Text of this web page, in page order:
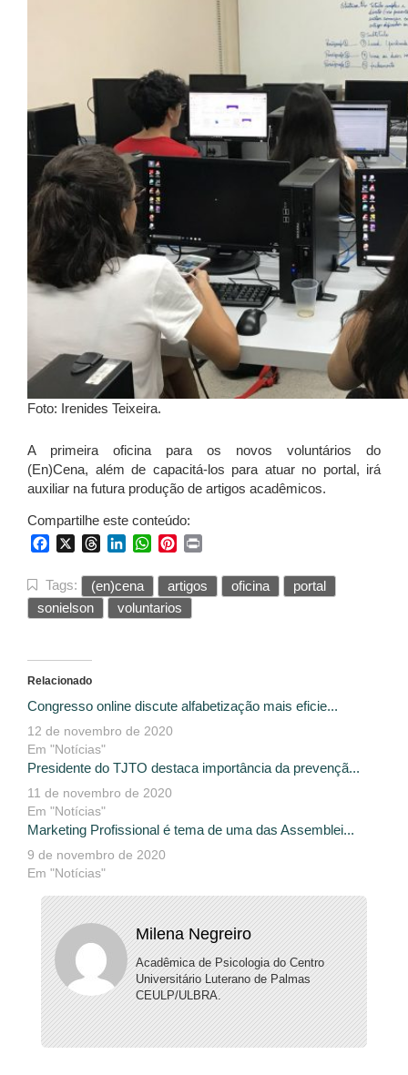
Foto: Irenides Teixeira.
A primeira oficina para os novos voluntários do
(En)Cena, além de capacitá-los para atuar no portal, irá
auxiliar na futura produção de artigos acadêmicos.
Compartilhe este conteúdo:
FacebookThreadsLinkedInWhatsApp
Pinterest
Tags: (en)cena artigos oficina
portal
sonielson
voluntarios
Relacionado
Congresso online discute alfabetização mais eficie...
12 de novembro de 2020
Em "Notícias"
Presidente do TJTO destaca importância da prevençã...
11 de novembro de 2020
Em "Notícias"
Marketing Profissional é tema de uma das Assemblei...
9 de novembro de 2020
Em "Notícias"
Milena Negreiro
Acadêmica de Psicologia do Centro
Universitário Luterano de Palmas
CEULP/ULBRA.